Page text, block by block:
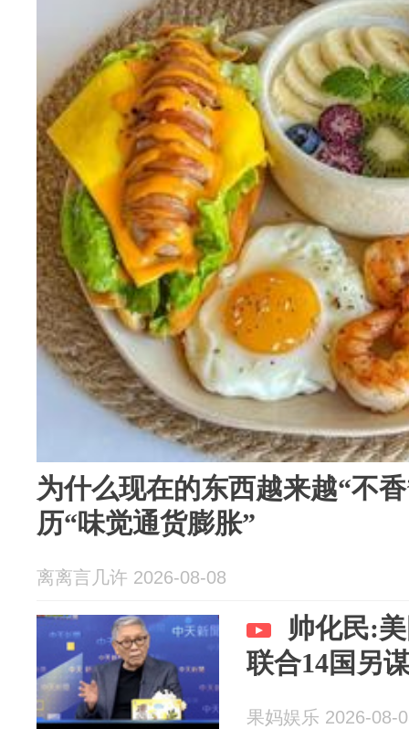
为什么现在的东西越来越“不
历“味觉通货膨胀”
离离言几许 2026-08-08
帅化民:
联合14国另
果妈娱乐 2026-08-